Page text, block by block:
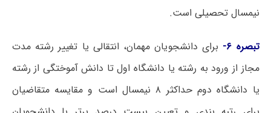
نیمسال تحصیلی است.
تبصره ۶-
برای دانشجویان مهمان، انتقالی یا تغییر رشته مدت
مجاز از ورود به رشته یا دانشگاه اول تا دانش آموختگی از رشته
یا دانشگاه دوم حداکثر ۸ نیمسال است و مقایسه متقاضیان